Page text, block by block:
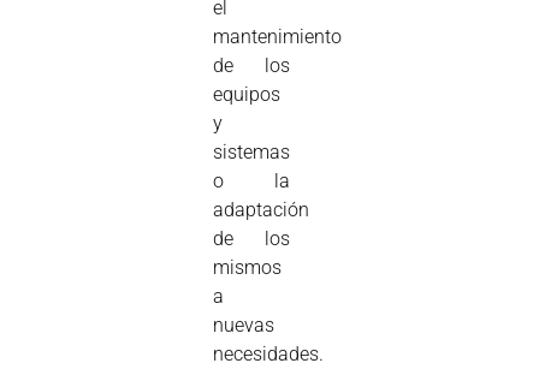
el
mantenimiento
de los
equipos
y
sistemas
o la
adaptación
de los
mismos
a
nuevas
necesidades.